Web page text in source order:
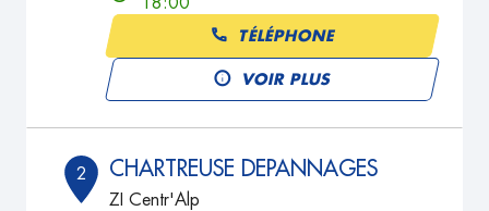
TÉLÉPHONE
VOIR PLUS
2 CHARTREUSE DEPANNAGES
ZI Centr'Alp